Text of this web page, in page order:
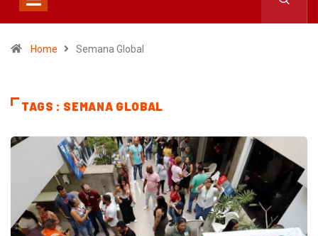
Home Semana Global
TAGS : SEMANA GLOBAL